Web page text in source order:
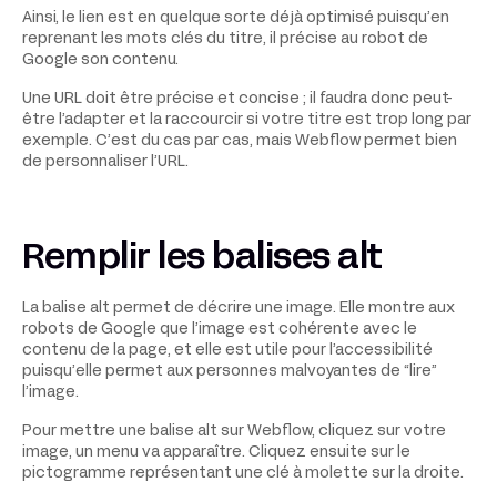
Ainsi, le lien est en quelque sorte déjà optimisé puisqu’en
reprenant les mots clés du titre, il précise au robot de
Google son contenu.
Une URL doit être précise et concise ; il faudra donc peut-
être l’adapter et la raccourcir si votre titre est trop long par
exemple. C’est du cas par cas, mais Webflow permet bien
de personnaliser l’URL.
Remplir les balises alt
La balise alt permet de décrire une image. Elle montre aux
robots de Google que l’image est cohérente avec le
contenu de la page, et elle est utile pour l’accessibilité
puisqu’elle permet aux personnes malvoyantes de “lire”
l’image.
Pour mettre une balise alt sur Webflow, cliquez sur votre
image, un menu va apparaître. Cliquez ensuite sur le
pictogramme représentant une clé à molette sur la droite.